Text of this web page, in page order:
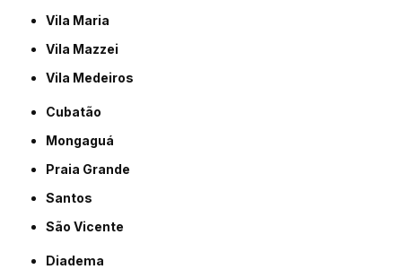
Vila Maria
Vila Mazzei
Vila Medeiros
Cubatão
Mongaguá
Praia Grande
Santos
São Vicente
Diadema